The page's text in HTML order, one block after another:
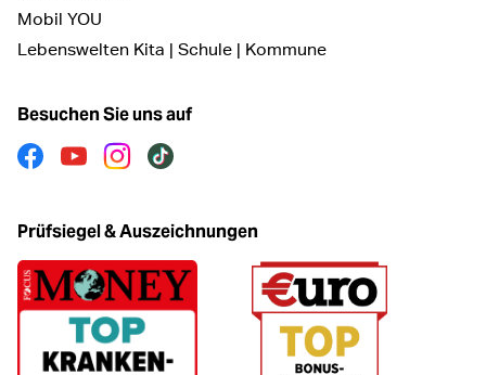
Mobil YOU
Lebenswelten Kita | Schule | Kommune
Besuchen Sie uns auf
FacebookYoutubeInstagram
Tiktok
Prüfsiegel & Auszeichnungen